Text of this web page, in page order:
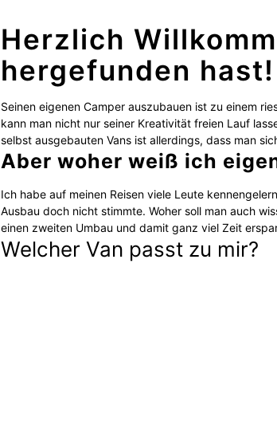
Herzlich
hergefunden hast!
Seinen eigenen Camper auszubauen ist zu einem
kann man nicht nur seiner Kreativität freien Lauf
selbst ausgebauten Vans ist allerdings, dass man
Aber woher weiß ich
Ich habe auf meinen Reisen viele Leute
Ausbau doch nicht stimmte. Woher soll man auch
einen zweiten Umbau und damit ganz viel Zeit
Welcher Van passt zu mir?